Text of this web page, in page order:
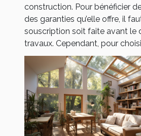
construction. Pour bénéficier
des garanties qu’elle offre, il
souscription soit faite avant le
travaux. Cependant, pour